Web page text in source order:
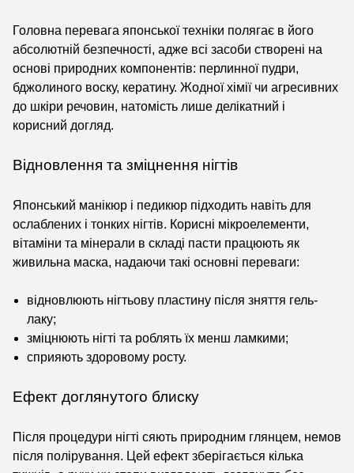
Головна перевага японської техніки полягає в його
абсолютній безпечності, адже всі засоби створені на
основі природних компонентів: перлинної пудри,
бджолиного воску, кератину. Жодної хімії чи агресивних
до шкіри речовин, натомість лише делікатний і
корисний догляд.
Відновлення та зміцнення нігтів
Японський манікюр і педикюр підходить навіть для
ослаблених і тонких нігтів. Корисні мікроелементи,
вітаміни та мінерали в складі пасти працюють як
живильна маска, надаючи такі основні переваги:
відновлюють нігтьову пластину після зняття гель-
лаку;
зміцнюють нігті та роблять їх менш ламкими;
сприяють здоровому росту.
Ефект доглянутого блиску
Після процедури нігті сяють природним глянцем, немов
після полірування. Цей ефект зберігається кілька